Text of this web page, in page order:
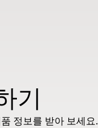
기
정보를 받아 보세요.